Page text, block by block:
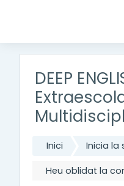
DEEP
Inici Inicia la
Heu oblidat la